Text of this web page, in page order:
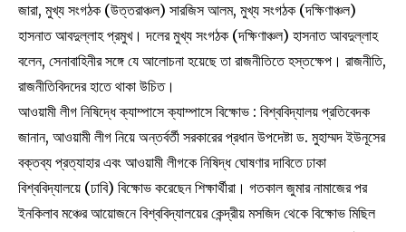
জারা, মুখ্য সংগঠক (উত্তরাঞ্চল) সারজিস আলম, মুখ্য সংগঠক (দক্ষিণাঞ্চল)
হাসনাত আবদুল্লাহ প্রমুখ। দলের মুখ্য সংগঠক (দক্ষিণাঞ্চল) হাসনাত আবদুল্লাহ
বলেন, সেনাবাহিনীর সঙ্গে যে আলোচনা হয়েছে তা রাজনীতিতে হস্তক্ষেপ। রাজনীতি,
রাজনীতিবিদদের হাতে থাকা উচিত।
আওয়ামী লীগ নিষিদ্ধে ক্যাম্পাসে ক্যাম্পাসে বিক্ষোভ : বিশ্ববিদ্যালয় প্রতিবেদক
জানান, আওয়ামী লীগ নিয়ে অন্তর্বর্তী সরকারের প্রধান উপদেষ্টা ড. মুহাম্মদ ইউনূসের
বক্তব্য প্রত্যাহার এবং আওয়ামী লীগকে নিষিদ্ধ ঘোষণার দাবিতে ঢাকা
বিশ্ববিদ্যালয়ে (ঢাবি) বিক্ষোভ করেছেন শিক্ষার্থীরা। গতকাল জুমার নামাজের পর
ইনকিলাব মঞ্চের আয়োজনে বিশ্ববিদ্যালয়ের কেন্দ্রীয় মসজিদ থেকে বিক্ষোভ মিছিল